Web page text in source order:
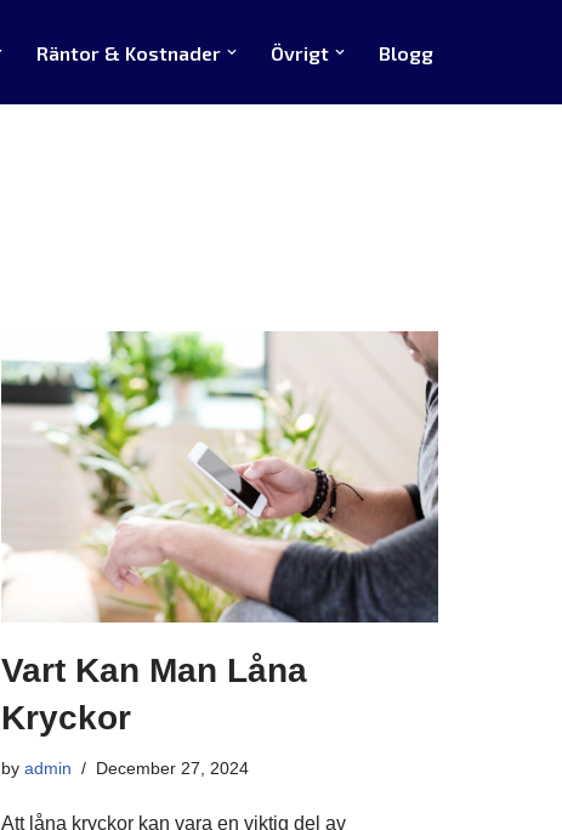
Räntor & Kostnader Övrigt Blogg
Vart Kan Man Låna
Kryckor
by admin December 27, 2024
Att låna kryckor kan vara en viktig del av